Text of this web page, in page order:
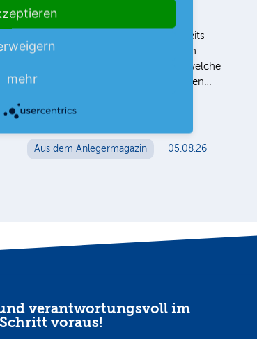
Verkaufspositionen
Sind Sie unsicher, ob Ihre Aktie bereits
ausgereizt ist? Wir verraten es Ihnen.
Unter der Halteposition lesen Sie, welche
Aktie Sie noch länger im Depot liegen…
Aus dem Anlegermagazin 05.08.26
verantwortungsvoll im
voraus!
mehr